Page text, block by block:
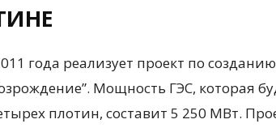
года реализует проект по
Мощность ГЭС, которая
плотин, составит 5 250 МВт.